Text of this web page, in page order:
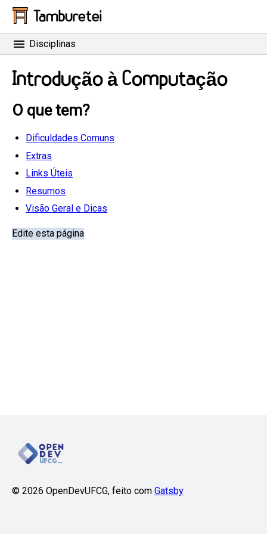
Tamburetei
Disciplinas
Introdução à Computação
O que tem?
Dificuldades Comuns
Extras
Links Úteis
Resumos
Visão Geral e Dicas
Edite esta página
© 2026 OpenDevUFCG, feito com Gatsby